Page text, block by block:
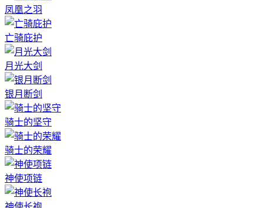
凤凰之羽
亡骑庇护
月光大剑
银月断剑
骑士的坚守
骑士的荣耀
神使项链